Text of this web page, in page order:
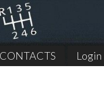
CONTACTS Login